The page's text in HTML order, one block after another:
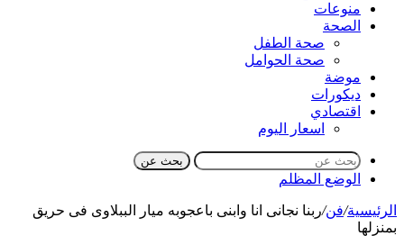
منوعات
الصحة
صحة الطفل
صحة الحوامل
موضة
ديكورات
اقتصادي
اسعار اليوم
بحث عن
الوضع المظلم
الرئيسية/فن/ربنا نجانى انا وابنى باعجوبه ميار الببلاوى فى حريق
بمنزلها